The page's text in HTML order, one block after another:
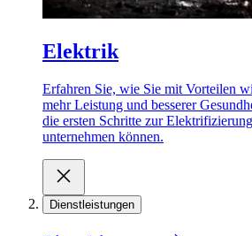
Elektrik
Erfahren Sie, wie Sie mit Vorteilen
mehr Leistung und besserer
die ersten Schritte zur
unternehmen können.
Dienstleistungen